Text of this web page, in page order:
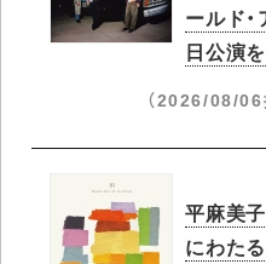
ールド
日公演
（2026/08/06
平麻美
にわた